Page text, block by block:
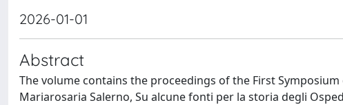
2026-01-01
Abstract
The volume contains the proceedings of the First
Mariarosaria Salerno, Su alcune fonti per la storia degli